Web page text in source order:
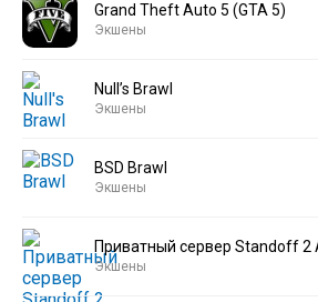
Grand Theft Auto 5 (GTA 5)
Экшены
Null’s Brawl
Экшены
BSD Brawl
Экшены
Приватный сервер Standoff 2
Экшены